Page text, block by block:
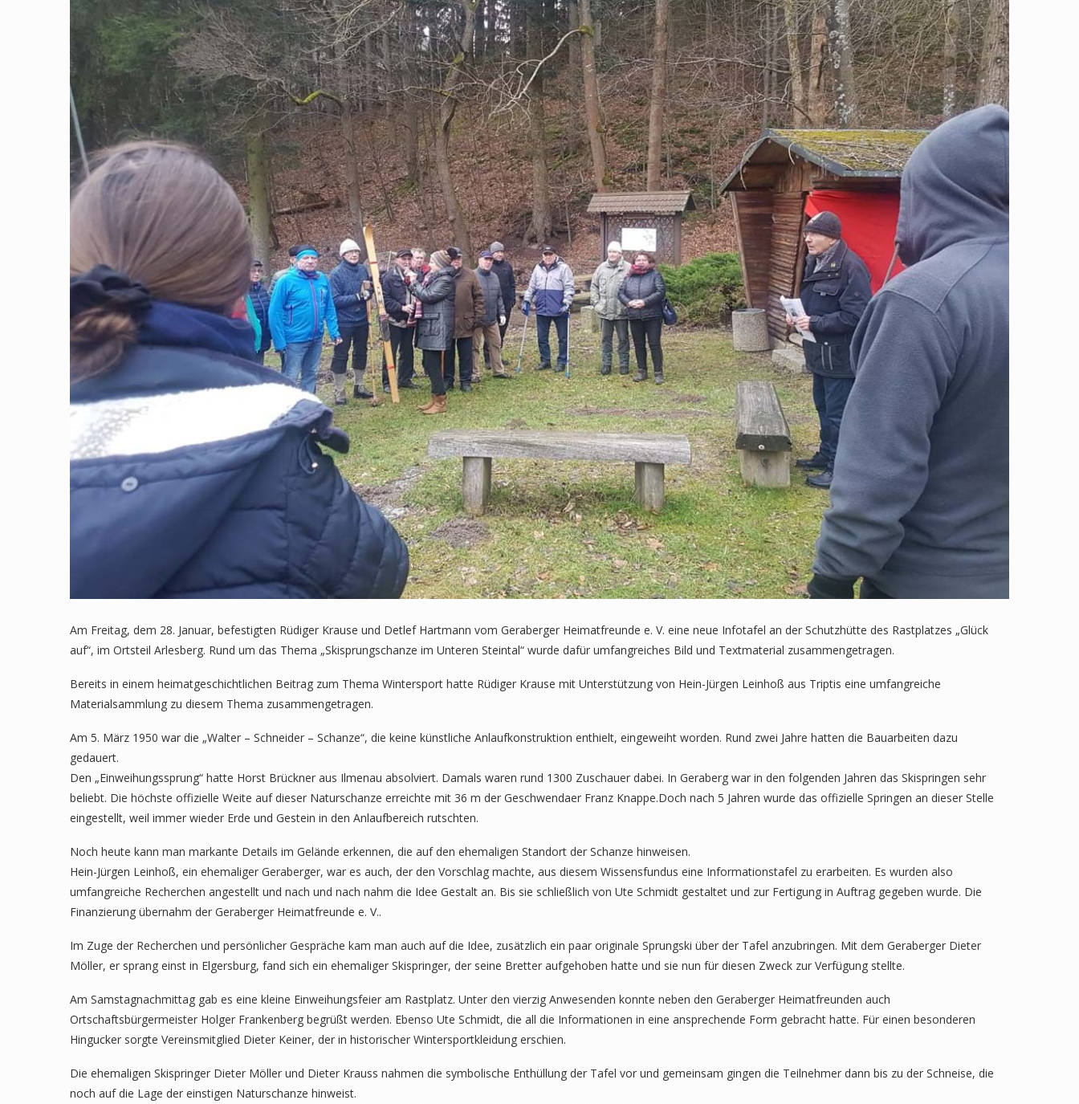
Am Freitag, dem 28. Januar, befestigten Rüdiger Krause und Detlef Hartmann vom Geraberger Heimatfreunde e. V. eine neue Infotafel an der Schutzhütte des Rastplatzes „Glück
auf“, im Ortsteil Arlesberg. Rund um das Thema „Skisprungschanze im Unteren Steintal“ wurde dafür umfangreiches Bild und Textmaterial zusammengetragen.
Bereits in einem heimatgeschichtlichen Beitrag zum Thema Wintersport hatte Rüdiger Krause mit Unterstützung von Hein-Jürgen Leinhoß aus Triptis eine umfangreiche
Materialsammlung zu diesem Thema zusammengetragen.
Am 5. März 1950 war die „Walter – Schneider – Schanze“, die keine künstliche Anlaufkonstruktion enthielt, eingeweiht worden. Rund zwei Jahre hatten die Bauarbeiten dazu
gedauert.
Den „Einweihungssprung“ hatte Horst Brückner aus Ilmenau absolviert. Damals waren rund 1300 Zuschauer dabei. In Geraberg war in den folgenden Jahren das Skispringen sehr
beliebt. Die höchste offizielle Weite auf dieser Naturschanze erreichte mit 36 m der Geschwendaer Franz Knappe.Doch nach 5 Jahren wurde das offizielle Springen an dieser Stelle
eingestellt, weil immer wieder Erde und Gestein in den Anlaufbereich rutschten.
Noch heute kann man markante Details im Gelände erkennen, die auf den ehemaligen Standort der Schanze hinweisen.
Hein-Jürgen Leinhoß, ein ehemaliger Geraberger, war es auch, der den Vorschlag machte, aus diesem Wissensfundus eine Informationstafel zu erarbeiten. Es wurden also
umfangreiche Recherchen angestellt und nach und nach nahm die Idee Gestalt an. Bis sie schließlich von Ute Schmidt gestaltet und zur Fertigung in Auftrag gegeben wurde. Die
Finanzierung übernahm der Geraberger Heimatfreunde e. V..
Im Zuge der Recherchen und persönlicher Gespräche kam man auch auf die Idee, zusätzlich ein paar originale Sprungski über der Tafel anzubringen. Mit dem Geraberger Dieter
Möller, er sprang einst in Elgersburg, fand sich ein ehemaliger Skispringer, der seine Bretter aufgehoben hatte und sie nun für diesen Zweck zur Verfügung stellte.
Am Samstagnachmittag gab es eine kleine Einweihungsfeier am Rastplatz. Unter den vierzig Anwesenden konnte neben den Geraberger Heimatfreunden auch
Ortschaftsbürgermeister Holger Frankenberg begrüßt werden. Ebenso Ute Schmidt, die all die Informationen in eine ansprechende Form gebracht hatte. Für einen besonderen
Hingucker sorgte Vereinsmitglied Dieter Keiner, der in historischer Wintersportkleidung erschien.
Die ehemaligen Skispringer Dieter Möller und Dieter Krauss nahmen die symbolische Enthüllung der Tafel vor und gemeinsam gingen die Teilnehmer dann bis zu der Schneise, die
noch auf die Lage der einstigen Naturschanze hinweist.